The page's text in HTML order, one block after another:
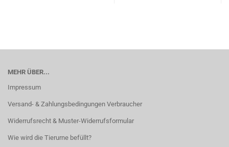
MEHR ÜBER...
Impressum
Versand- & Zahlungsbedingungen Verbraucher
Widerrufsrecht & Muster-Widerrufsformular
Wie wird die Tierurne befüllt?